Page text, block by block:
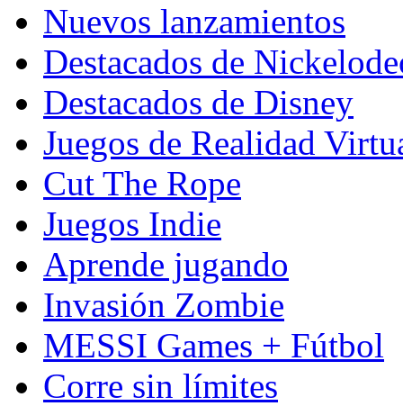
Nuevos lanzamientos
Destacados de
Destacados de Disney
Juegos de Realidad
Cut The Rope
Juegos Indie
Aprende jugando
Invasión Zombie
MESSI Games + Fútbol
Corre sin límites